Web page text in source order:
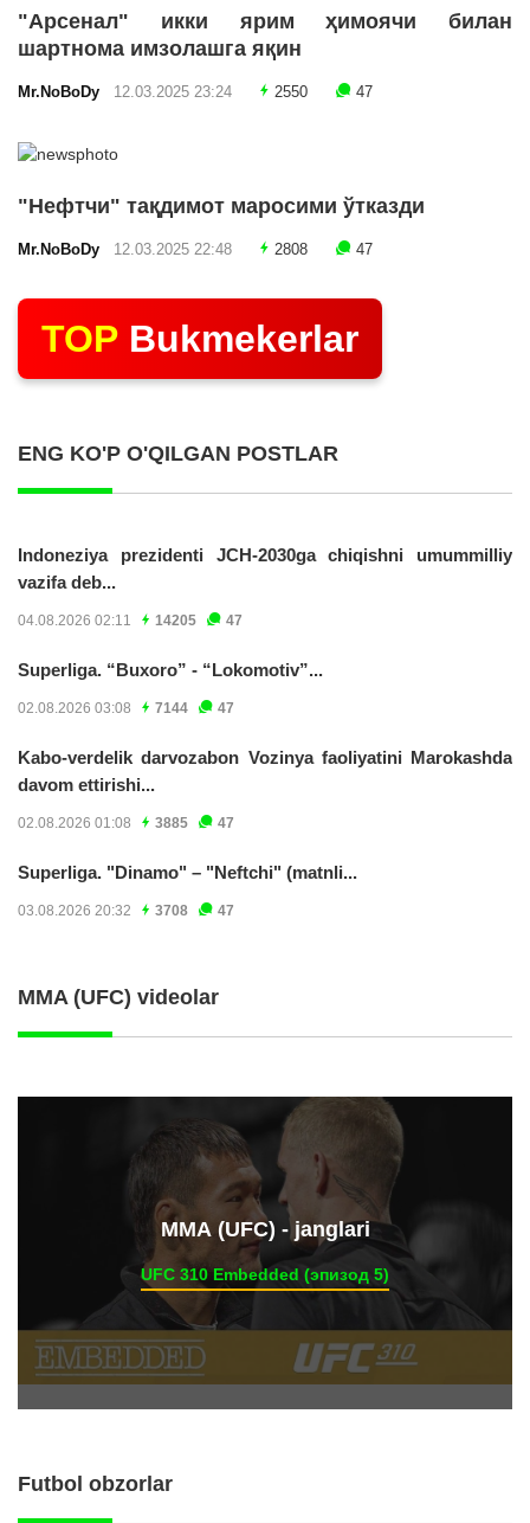
"Арсенал" икки ярим ҳимоячи билан
шартнома имзолашга яқин
Mr.NoBoDy 12.03.2025 23:24 2550 47
"Нефтчи" тақдимот маросими ўтказди
Mr.NoBoDy 12.03.2025 22:48 2808 47
TOP Bukmekerlar
ENG KO'P O'QILGAN POSTLAR
Indoneziya prezidenti JCH-2030ga chiqishni umummilliy
vazifa deb...
04.08.2026 02:11 14205 47
Superliga. “Buxoro” - “Lokomotiv”...
02.08.2026 03:08 7144 47
Kabo-verdelik darvozabon Vozinya faoliyatini Marokashda
davom ettirishi...
02.08.2026 01:08 3885 47
Superliga. "Dinamo" – "Neftchi" (matnli...
03.08.2026 20:32 3708 47
MMA (UFC) videolar
ММА (UFC) - janglari
UFC 310 Embedded (эпизод 5)
Futbol obzorlar